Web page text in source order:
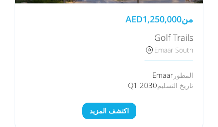
من AED1,250,000
Golf Trails
Emaar South
المطور Emaar
تاريخ التسليمQ1 2030
اكتشف المزيد